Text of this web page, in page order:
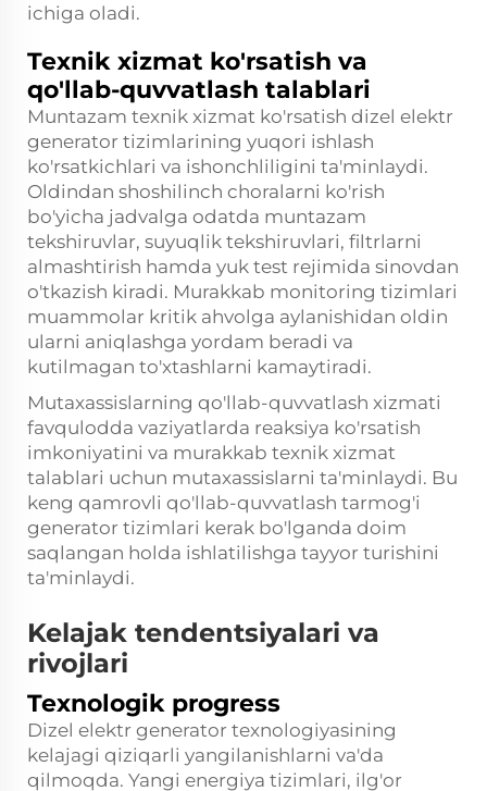
ichiga oladi.
Texnik xizmat ko'rsatish va
qo'llab-quvvatlash talablari
Muntazam texnik xizmat ko'rsatish dizel elektr
generator tizimlarining yuqori ishlash
ko'rsatkichlari va ishonchliligini ta'minlaydi.
Oldindan shoshilinch choralarni ko'rish
bo'yicha jadvalga odatda muntazam
tekshiruvlar, suyuqlik tekshiruvlari, filtrlarni
almashtirish hamda yuk test rejimida sinovdan
o'tkazish kiradi. Murakkab monitoring tizimlari
muammolar kritik ahvolga aylanishidan oldin
ularni aniqlashga yordam beradi va
kutilmagan to'xtashlarni kamaytiradi.
Mutaxassislarning qo'llab-quvvatlash xizmati
favqulodda vaziyatlarda reaksiya ko'rsatish
imkoniyatini va murakkab texnik xizmat
talablari uchun mutaxassislarni ta'minlaydi. Bu
keng qamrovli qo'llab-quvvatlash tarmog'i
generator tizimlari kerak bo'lganda doim
saqlangan holda ishlatilishga tayyor turishini
ta'minlaydi.
Kelajak tendentsiyalari va
rivojlari
Texnologik progress
Dizel elektr generator texnologiyasining
kelajagi qiziqarli yangilanishlarni va'da
qilmoqda. Yangi energiya tizimlari, ilg'or